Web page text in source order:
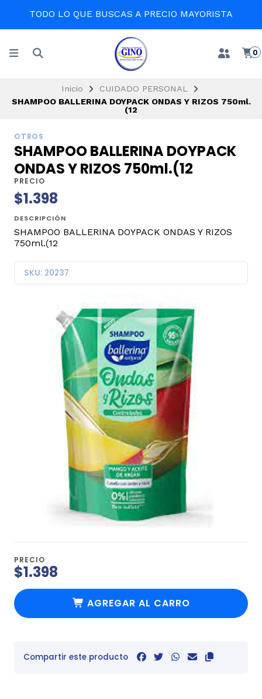
TODO LO QUE BUSCAS A PRECIO MAYORISTA
0
Inicio
CUIDADO PERSONAL
SHAMPOO BALLERINA DOYPACK ONDAS Y RIZOS 750ml.
(12
OTROS
SHAMPOO BALLERINA DOYPACK
ONDAS Y RIZOS 750ml.(12
PRECIO
$1.398
DESCRIPCIÓN
SHAMPOO BALLERINA DOYPACK ONDAS Y RIZOS
750ml.(12
SKU: 20237
PRECIO
$1.398
AGREGAR AL CARRO
Compartir este producto